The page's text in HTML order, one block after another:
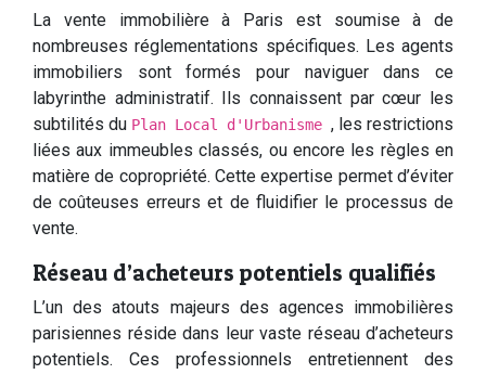
La vente immobilière à Paris est soumise à de
nombreuses réglementations spécifiques. Les agents
immobiliers sont formés pour naviguer dans ce
labyrinthe administratif. Ils connaissent par cœur les
subtilités du Plan Local d'Urbanisme , les restrictions
liées aux immeubles classés, ou encore les règles en
matière de copropriété. Cette expertise permet d’éviter
de coûteuses erreurs et de fluidifier le processus de
vente.
Réseau d’acheteurs potentiels qualifiés
L’un des atouts majeurs des agences immobilières
parisiennes réside dans leur vaste réseau d’acheteurs
potentiels. Ces professionnels entretiennent des